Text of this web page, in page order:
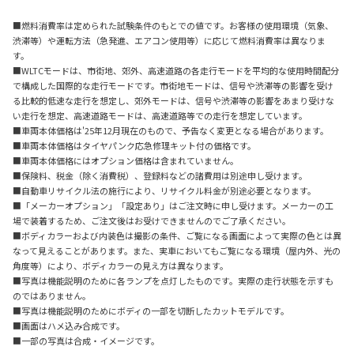
■燃料消費率は定められた試験条件のもとでの値です。お客様の使用環境（気象、
渋滞等）や運転方法（急発進、エアコン使用等）に応じて燃料消費率は異なりま
す。
■WLTCモードは、市街地、郊外、高速道路の各走行モードを平均的な使用時間配分
で構成した国際的な走行モードです。市街地モードは、信号や渋滞等の影響を受け
る比較的低速な走行を想定し、郊外モードは、信号や渋滞等の影響をあまり受けな
い走行を想定、高速道路モードは、高速道路等での走行を想定しています。
■車両本体価格は'25年12月現在のもので、予告なく変更となる場合があります。
■車両本体価格はタイヤパンク応急修理キット付の価格です。
■車両本体価格にはオプション価格は含まれていません。
■保険料、税金（除く消費税）、登録料などの諸費用は別途申し受けます。
■自動車リサイクル法の施行により、リサイクル料金が別途必要となります。
■「メーカーオプション」「設定あり」はご注文時に申し受けます。メーカーの工
場で装着するため、ご注文後はお受けできませんのでご了承ください。
■ボディカラーおよび内装色は撮影の条件、ご覧になる画面によって実際の色とは異
なって見えることがあります。また、実車においてもご覧になる環境（屋内外、光の
角度等）により、ボディカラーの見え方は異なります。
■写真は機能説明のために各ランプを点灯したものです。実際の走行状態を示すも
のではありません。
■写真は機能説明のためにボディの一部を切断したカットモデルです。
■画面はハメ込み合成です。
■一部の写真は合成・イメージです。